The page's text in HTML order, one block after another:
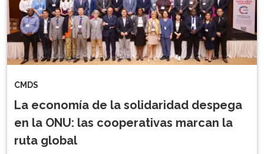
CMDS
La economía de la solidaridad despega
en la ONU: las cooperativas marcan la
ruta global